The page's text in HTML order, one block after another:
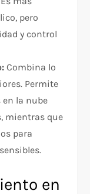
pero
y control
Combina lo
Permite
la nube
mientras que
para
en